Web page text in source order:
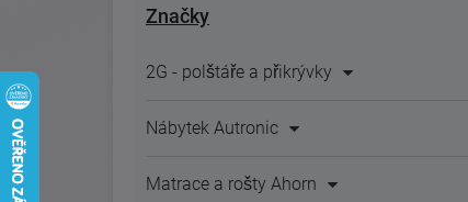
Značky
2G - polštáře a přikrývky
Nábytek Autronic
Matrace a rošty Ahorn